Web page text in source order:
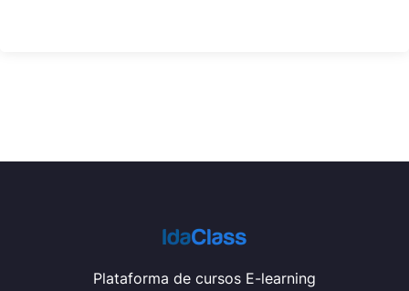
Plataforma de cursos E-learning